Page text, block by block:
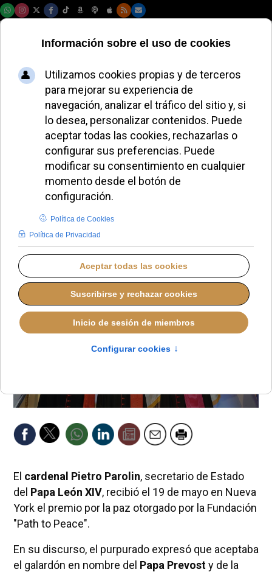
El cardenal Parolin
recibe un premio
por la paz en Nueva
York
ALMUDENA RODRIGO
DESDE EL VATICANO
MARTES, 20 MAYO 2025 17:55
El cardenal Pietro Parolin, secretario de Estado
del Papa León XIV, recibió el 19 de mayo en Nueva
York el premio por la paz otorgado por la Fundación
"Path to Peace".
En su discurso, el purpurado expresó que aceptaba
el galardón en nombre del Papa Prevosty de la